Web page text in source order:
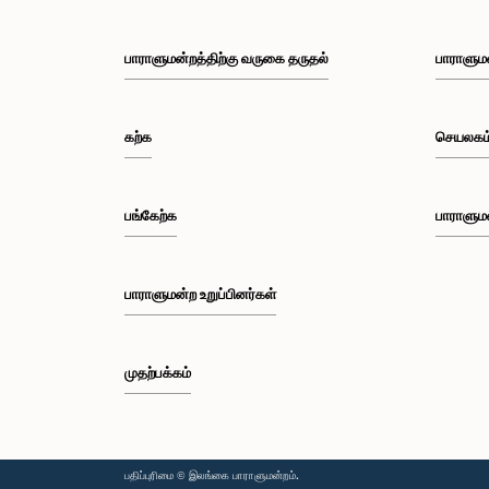
பாராளுமன்றத்திற்கு வருகை தருதல்
கற்க
பங்கேற்க
பாராளுமன்ற உறுப்பினர்கள்
முதற்பக்கம்
பதிப்புரிமை © இலங்கை பாராளுமன்றம்.